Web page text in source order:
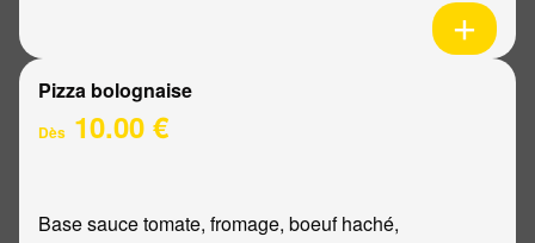
Pizza bolognaise
Dès 10.00 €
Base sauce tomate, fromage, boeuf haché,